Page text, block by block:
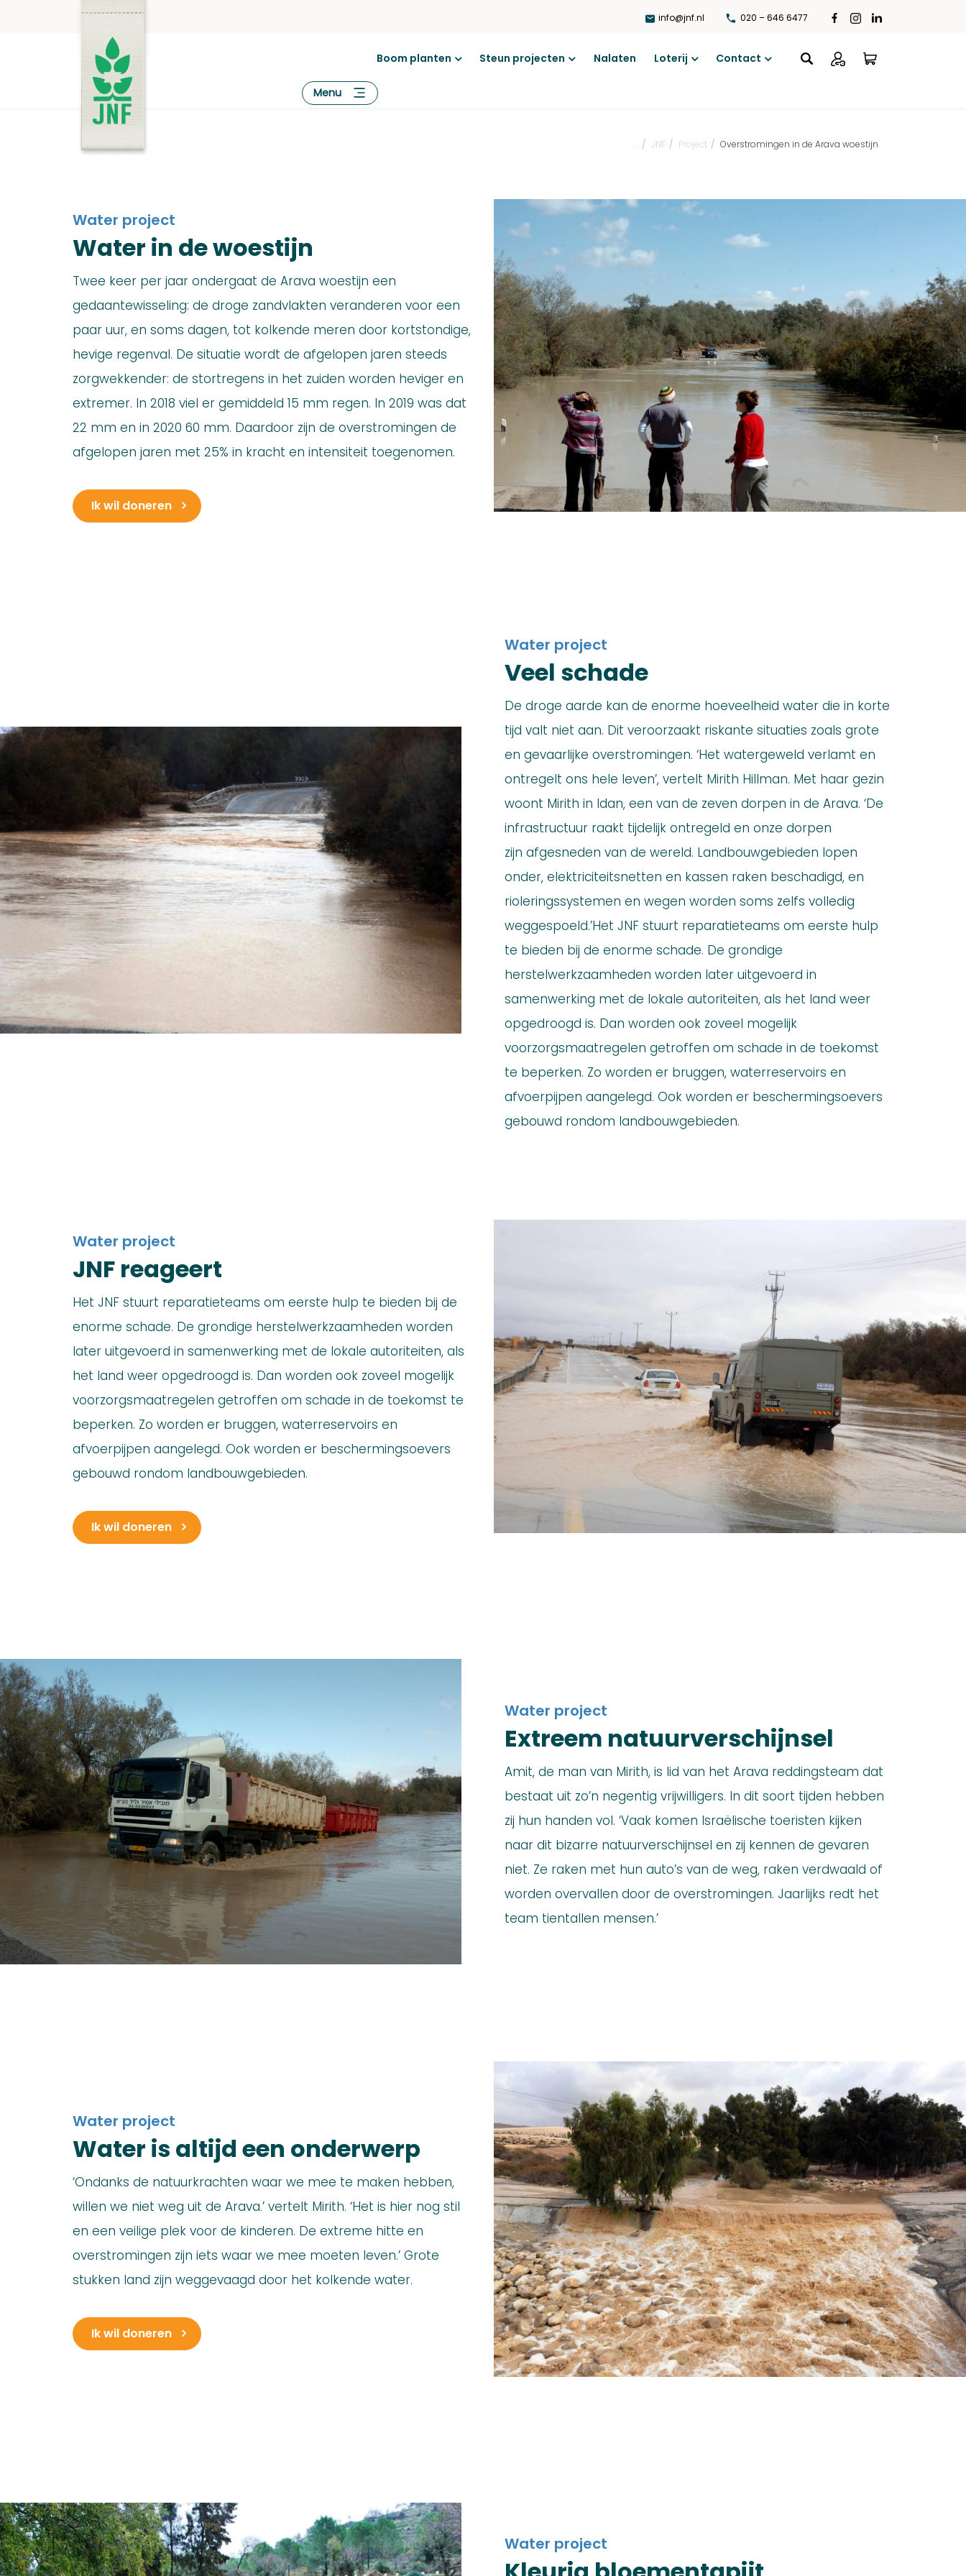
info@jnf.nl 020 – 646 6477
JNF Boom planten Steun projecten Nalaten Loterij Contact
Menu
/ JNF / Project / Overstromingen in de Arava woestijn
Water project
Water in de woestijn
Twee keer per jaar ondergaat de Arava woestijn een
gedaantewisseling: de droge zandvlakten veranderen voor een
paar uur, en soms dagen, tot kolkende meren door kortstondige,
hevige regenval. De situatie wordt de afgelopen jaren steeds
zorgwekkender: de stortregens in het zuiden worden heviger en
extremer. In 2018 viel er gemiddeld 15 mm regen. In 2019 was dat
22 mm en in 2020 60 mm. Daardoor zijn de overstromingen de
afgelopen jaren met 25% in kracht en intensiteit toegenomen.
Ik wil doneren
Water project
Veel schade
De droge aarde kan de enorme hoeveelheid water die in korte
tijd valt niet aan. Dit veroorzaakt riskante situaties zoals grote
en gevaarlijke overstromingen. ‘Het watergeweld verlamt en
ontregelt ons hele leven’, vertelt Mirith Hillman. Met haar gezin
woont Mirith in Idan, een van de zeven dorpen in de Arava. ‘De
infrastructuur raakt tijdelijk ontregeld en onze dorpen
zijn afgesneden van de wereld. Landbouwgebieden lopen
onder, elektriciteitsnetten en kassen raken beschadigd, en
rioleringssystemen en wegen worden soms zelfs volledig
weggespoeld.’Het JNF stuurt reparatieteams om eerste hulp
te bieden bij de enorme schade. De grondige
herstelwerkzaamheden worden later uitgevoerd in
samenwerking met de lokale autoriteiten, als het land weer
opgedroogd is. Dan worden ook zoveel mogelijk
voorzorgsmaatregelen getroffen om schade in de toekomst
te beperken. Zo worden er bruggen, waterreservoirs en
afvoerpijpen aangelegd. Ook worden er beschermingsoevers
gebouwd rondom landbouwgebieden.
Water project
JNF reageert
Het JNF stuurt reparatieteams om eerste hulp te bieden bij de
enorme schade. De grondige herstelwerkzaamheden worden
later uitgevoerd in samenwerking met de lokale autoriteiten, als
het land weer opgedroogd is. Dan worden ook zoveel mogelijk
voorzorgsmaatregelen getroffen om schade in de toekomst te
beperken. Zo worden er bruggen, waterreservoirs en
afvoerpijpen aangelegd. Ook worden er beschermingsoevers
gebouwd rondom landbouwgebieden.
Ik wil doneren
Water project
Extreem natuurverschijnsel
Amit, de man van Mirith, is lid van het Arava reddingsteam dat
bestaat uit zo’n negentig vrijwilligers. In dit soort tijden hebben
zij hun handen vol. ‘Vaak komen Israëlische toeristen kijken
naar dit bizarre natuurverschijnsel en zij kennen de gevaren
niet. Ze raken met hun auto’s van de weg, raken verdwaald of
worden overvallen door de overstromingen. Jaarlijks redt het
team tientallen mensen.’
Water project
Water is altijd een onderwerp
‘Ondanks de natuurkrachten waar we mee te maken hebben,
willen we niet weg uit de Arava.’ vertelt Mirith. ‘Het is hier nog stil
en een veilige plek voor de kinderen. De extreme hitte en
overstromingen zijn iets waar we mee moeten leven.’ Grote
stukken land zijn weggevaagd door het kolkende water.
Ik wil doneren
Water project